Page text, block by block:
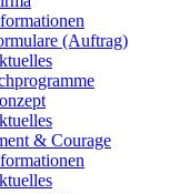
(Auftrag)
& Courage